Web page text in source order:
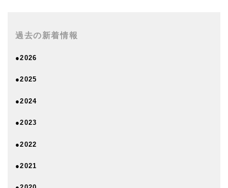
過去の新着情報
●2026
●2025
●2024
●2023
●2022
●2021